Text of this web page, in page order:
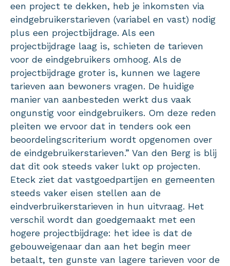
een project te dekken, heb je inkomsten via
eindgebruikerstarieven (variabel en vast) nodig
plus een projectbijdrage. Als een
projectbijdrage laag is, schieten de tarieven
voor de eindgebruikers omhoog. Als de
projectbijdrage groter is, kunnen we lagere
tarieven aan bewoners vragen. De huidige
manier van aanbesteden werkt dus vaak
ongunstig voor eindgebruikers. Om deze reden
pleiten we ervoor dat in tenders ook een
beoordelingscriterium wordt opgenomen over
de eindgebruikerstarieven.” Van den Berg is blij
dat dit ook steeds vaker lukt op projecten.
Eteck ziet dat vastgoedpartijen en gemeenten
steeds vaker eisen stellen aan de
eindverbruikerstarieven in hun uitvraag. Het
verschil wordt dan goedgemaakt met een
hogere projectbijdrage: het idee is dat de
gebouweigenaar dan aan het begin meer
betaalt, ten gunste van lagere tarieven voor de